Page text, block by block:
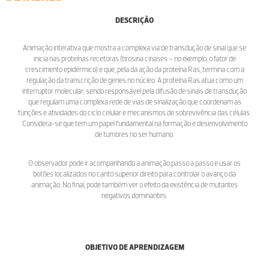
DESCRIÇÃO
Animação interativa que mostra a complexa via de transdução de sinal que se
inicia nas proteínas recetoras (tirosina cinases – no exemplo, o fator de
crescimento epidérmico) e que, pela da ação da proteína Ras, termina com a
regulação da transcrição de genes no núcleo. A proteína Ras atua como um
interruptor molecular, sendo responsável pela difusão de sinais de transdução
que regulam uma complexa rede de vias de sinalização que coordenam as
funções e atividades do ciclo celular e mecanismos de sobrevivência das células.
Considera-se que tem um papel fundamental na formação e desenvolvimento
de tumores no ser humano.
O observador pode ir acompanhando a animação passo a passo e usar os
botões localizados no canto superior direito para controlar o avanço da
animação. No final, pode também ver o efeito da existência de mutantes
negativos dominantes.
OBJETIVO DE APRENDIZAGEM